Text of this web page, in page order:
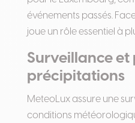
événements passés.
joue un rôle essentiel à
Surveillance et
précipitations
MeteoLux assure une
conditions